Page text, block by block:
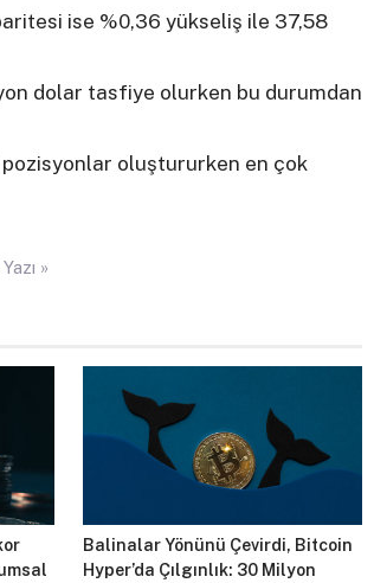
ise %0,36 yükseliş ile 37,58
dolar tasfiye olurken bu durumdan
pozisyonlar oluştururken en çok
»
Balinalar Yönünü Çevirdi, Bitcoin
Hyper’da Çılgınlık: 30 Milyon